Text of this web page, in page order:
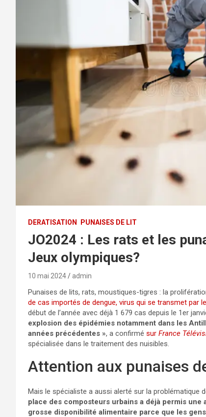
DERATISATION PUNAISES DE LIT
JO2024 : Les rats et les
Jeux olympiques?
10 mai 2024 admin
Punaises de lits, rats, moustiques-tigres : la
de cas importés de dengue, virus qui se transmet par
début de l’année avec déjà 1 679 cas depuis le 1er
explosion des épidémies notamment dans les
années précédentes », a confirmé sur France
spécialisée dans le traitement des nuisibles.
Attention aux punaises
Mais le spécialiste a aussi alerté sur la problématique
place des composteurs urbains a déjà permis une
grosse disponibilité alimentaire parce que les